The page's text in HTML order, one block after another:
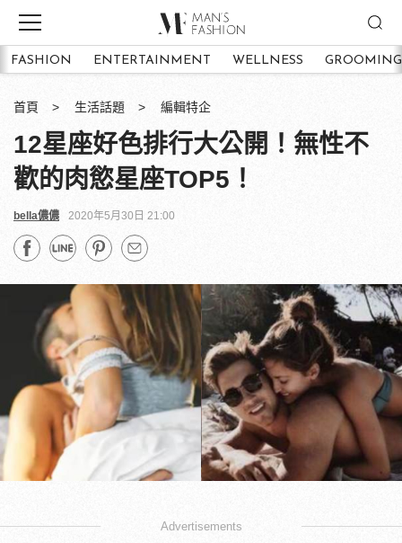
FASHION ENTERTAINMENT WELLNESS GROOMING
首頁 生活話題 編輯特企
12星座好色排行大公開！無性不
歡的肉慾星座TOP5！
bella儂儂 2020年5月30日 21:00
Advertisements